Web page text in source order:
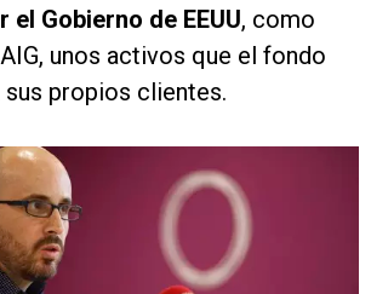
Gobierno de EEUU, como
unos activos que el fondo
propios clientes.